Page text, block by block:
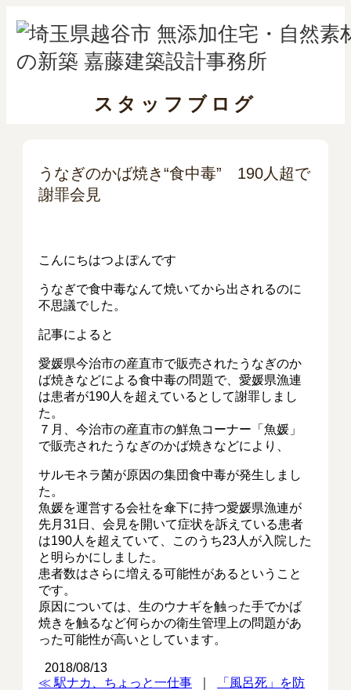
スタッフブログ
うなぎのかば焼き“食中毒” 190人超で
謝罪会見
こんにちはつよぽんです
うなぎで食中毒なんて焼いてから出されるのに
不思議でした。
記事によると
愛媛県今治市の産直市で販売されたうなぎのか
ば焼きなどによる食中毒の問題で、愛媛県漁連
は患者が190人を超えているとして謝罪しまし
た。
７月、今治市の産直市の鮮魚コーナー「魚媛」
で販売されたうなぎのかば焼きなどにより、
サルモネラ菌が原因の集団食中毒が発生しまし
た。
魚媛を運営する会社を傘下に持つ愛媛県漁連が
先月31日、会見を開いて症状を訴えている患者
は190人を超えていて、このうち23人が入院した
と明らかにしました。
患者数はさらに増える可能性があるということ
です。
原因については、生のウナギを触った手でかば
焼きを触るなど何らかの衛生管理上の問題があ
った可能性が高いとしています。
2018/08/13
≪ 駅ナカ、ちょっと一仕事
「風呂死」を防